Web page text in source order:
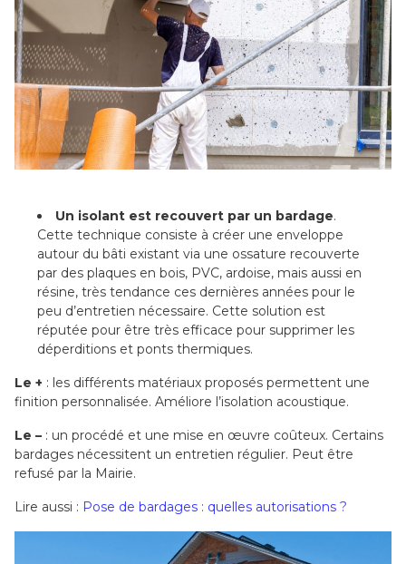
Un isolant est recouvert par un bardage.
Cette technique consiste à créer une enveloppe
autour du bâti existant via une ossature recouverte
par des plaques en bois, PVC, ardoise, mais aussi en
résine, très tendance ces dernières années pour le
peu d’entretien nécessaire. Cette solution est
réputée pour être très efficace pour supprimer les
déperditions et ponts thermiques.
Le + : les différents matériaux proposés permettent une
finition personnalisée. Améliore l’isolation acoustique.
Le – : un procédé et une mise en œuvre coûteux. Certains
bardages nécessitent un entretien régulier. Peut être
refusé par la Mairie.
Lire aussi : Pose de bardages : quelles autorisations ?